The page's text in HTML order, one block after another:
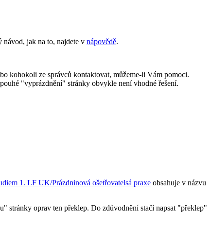
návod, jak na to, najdete v nápovědě.
kohokoli ze správců kontaktovat, můžeme-li Vám pomoci.
"vyprázdnění" stránky obvykle není vhodné řešení.
1. LF UK/Prázdninová ošetřovatelsá praxe obsahuje v názvu
stránky oprav ten překlep. Do zdůvodnění stačí napsat "překlep"